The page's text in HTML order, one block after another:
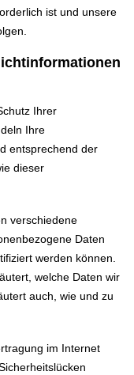
ist und unsere
Ihrer
Ihre
entsprechend der
dieser
verschiedene
Daten
werden können.
welche Daten wir
auch, wie und zu
im Internet